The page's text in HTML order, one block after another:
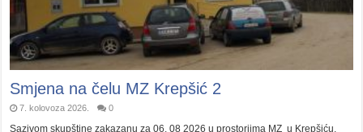
Smjena na čelu MZ Krepšić 2
7. kolovoza 2026. 0
Sazivom skupštine zakazanu za 06. 08 2026 u prostorijma MZ u Krepšiću,